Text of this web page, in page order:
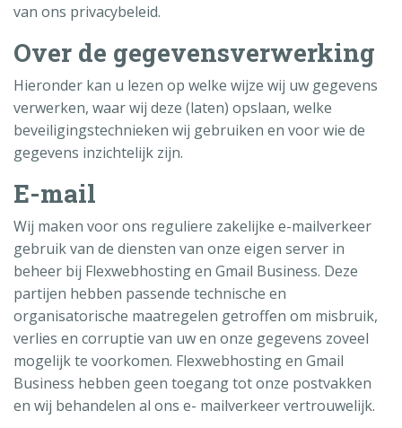
van ons privacybeleid.
Over de gegevensverwerking
Hieronder kan u lezen op welke wijze wij uw gegevens
verwerken, waar wij deze (laten) opslaan, welke
beveiligingstechnieken wij gebruiken en voor wie de
gegevens inzichtelijk zijn.
E-mail
Wij maken voor ons reguliere zakelijke e-mailverkeer
gebruik van de diensten van onze eigen server in
beheer bij Flexwebhosting en Gmail Business. Deze
partijen hebben passende technische en
organisatorische maatregelen getroffen om misbruik,
verlies en corruptie van uw en onze gegevens zoveel
mogelijk te voorkomen. Flexwebhosting en Gmail
Business hebben geen toegang tot onze postvakken
en wij behandelen al ons e- mailverkeer vertrouwelijk.